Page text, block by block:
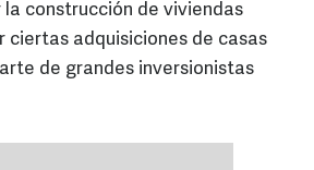
construcción de viviendas
ciertas adquisiciones de casas
de grandes inversionistas